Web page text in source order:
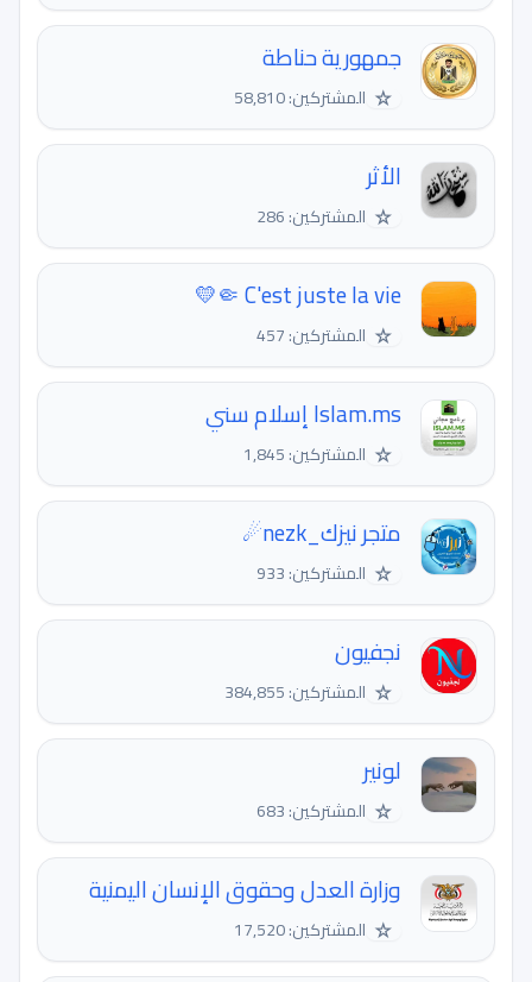
جمهورية حناطة
☆ المشتركين: 58,810
الأثر
☆ المشتركين: 286
C'est juste la vie 🤏💛
☆ المشتركين: 457
Islam.ms إسلام سني
☆ المشتركين: 1,845
متجر نيزك_nezk☄
☆ المشتركين: 933
نجفيون
☆ المشتركين: 384,855
لونير
☆ المشتركين: 683
وزارة العدل وحقوق الإنسان اليمنية
☆ المشتركين: 17,520